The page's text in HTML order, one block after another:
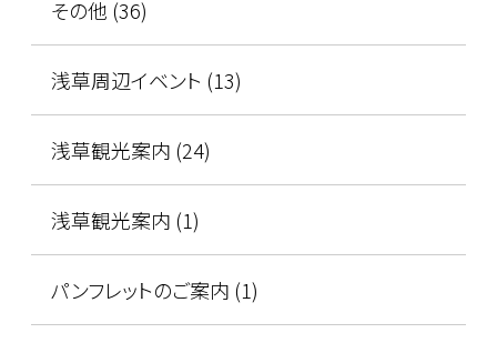
その他 (36)
浅草周辺イベント (13)
浅草観光案内 (24)
浅草観光案内 (1)
パンフレットのご案内 (1)